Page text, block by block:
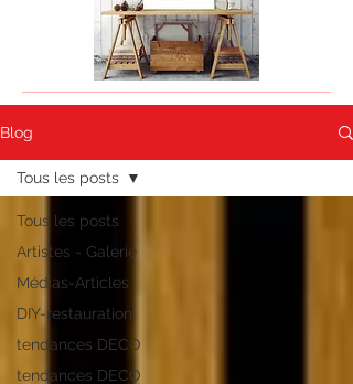
Blog
Tous les posts
Artistes - Galerie
Médias-Articles
DIY-restauration
tendances DECO
tendances DECO
Tous les posts